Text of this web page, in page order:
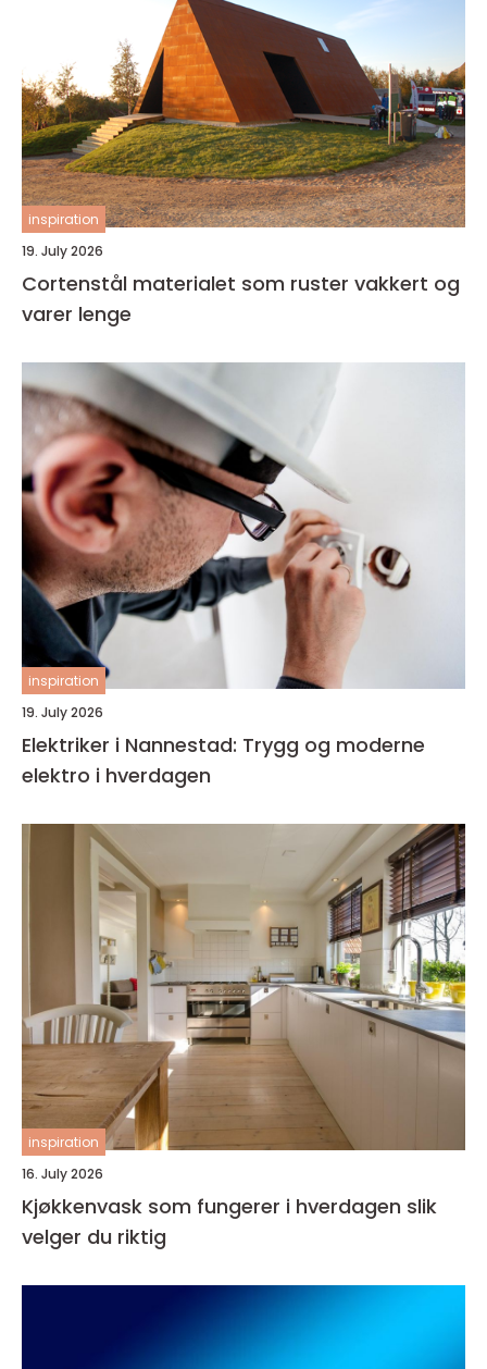
inspiration
19. July 2026
Cortenstål materialet som ruster vakkert og
varer lenge
inspiration
19. July 2026
Elektriker i Nannestad: Trygg og moderne
elektro i hverdagen
inspiration
16. July 2026
Kjøkkenvask som fungerer i hverdagen slik
velger du riktig